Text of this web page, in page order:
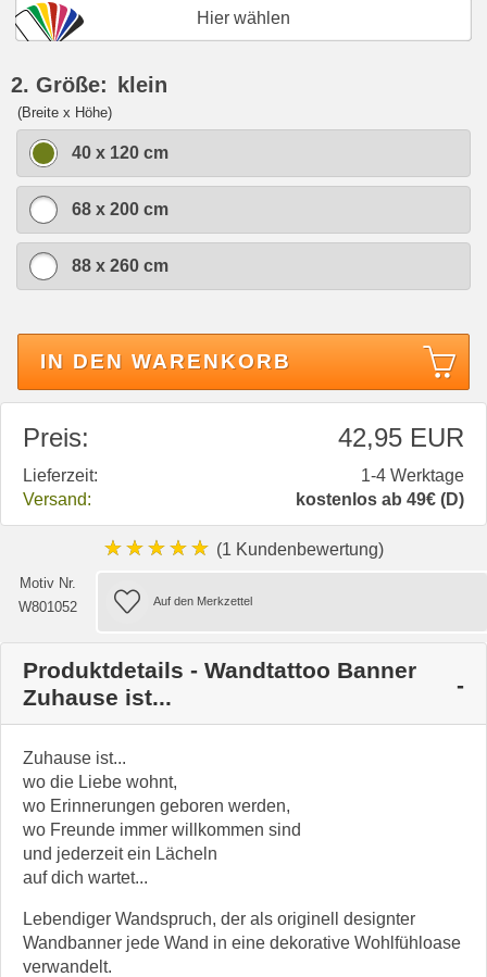
Hier wählen
2. Größe: klein
(Breite x Höhe)
40 x 120 cm
68 x 200 cm
88 x 260 cm
IN DEN WARENKORB
Preis: 42,95 EUR
Lieferzeit:
1-4 Werktage
Versand:
kostenlos ab 49€ (D)
★★★★★ (1 Kundenbewertung)
Motiv Nr.
W801052
Produktdetails - Wandtattoo Banner
Zuhause ist...
Zuhause ist...
wo die Liebe wohnt,
wo Erinnerungen geboren werden,
wo Freunde immer willkommen sind
und jederzeit ein Lächeln
auf dich wartet...
Lebendiger Wandspruch, der als originell designter
Wandbanner jede Wand in eine dekorative Wohlfühloase
verwandelt.